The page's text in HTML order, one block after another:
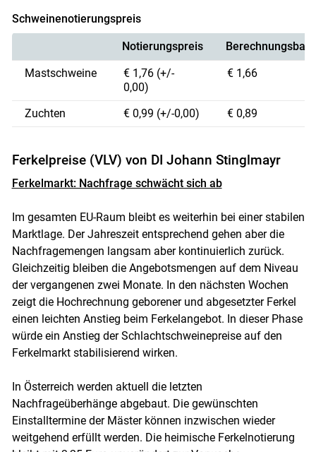
Schweinenotierungspreis
Notierungspreis
Mastschweine
€ 1,76 (+/-
0,00)
€ 1,66
Zuchten € 0,99 (+/-0,00) € 0,89
Ferkelpreise (VLV) von DI Johann Stinglmayr
Ferkelmarkt: Nachfrage schwächt sich ab
Im gesamten EU-Raum bleibt es weiterhin bei einer stabilen
Marktlage. Der Jahreszeit entsprechend gehen aber die
Nachfragemengen langsam aber kontinuierlich zurück.
Gleichzeitig bleiben die Angebotsmengen auf dem Niveau
der vergangenen zwei Monate. In den nächsten Wochen
zeigt die Hochrechnung geborener und abgesetzter Ferkel
einen leichten Anstieg beim Ferkelangebot. In dieser Phase
würde ein Anstieg der Schlachtschweinepreise auf den
Ferkelmarkt stabilisierend wirken.
In Österreich werden aktuell die letzten
Nachfrageüberhänge abgebaut. Die gewünschten
Einstalltermine der Mäster können inzwischen wieder
weitgehend erfüllt werden. Die heimische Ferkelnotierung